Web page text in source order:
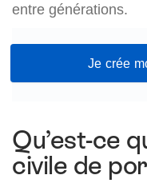
entre générations.
Je crée
Qu’est-ce
civile de